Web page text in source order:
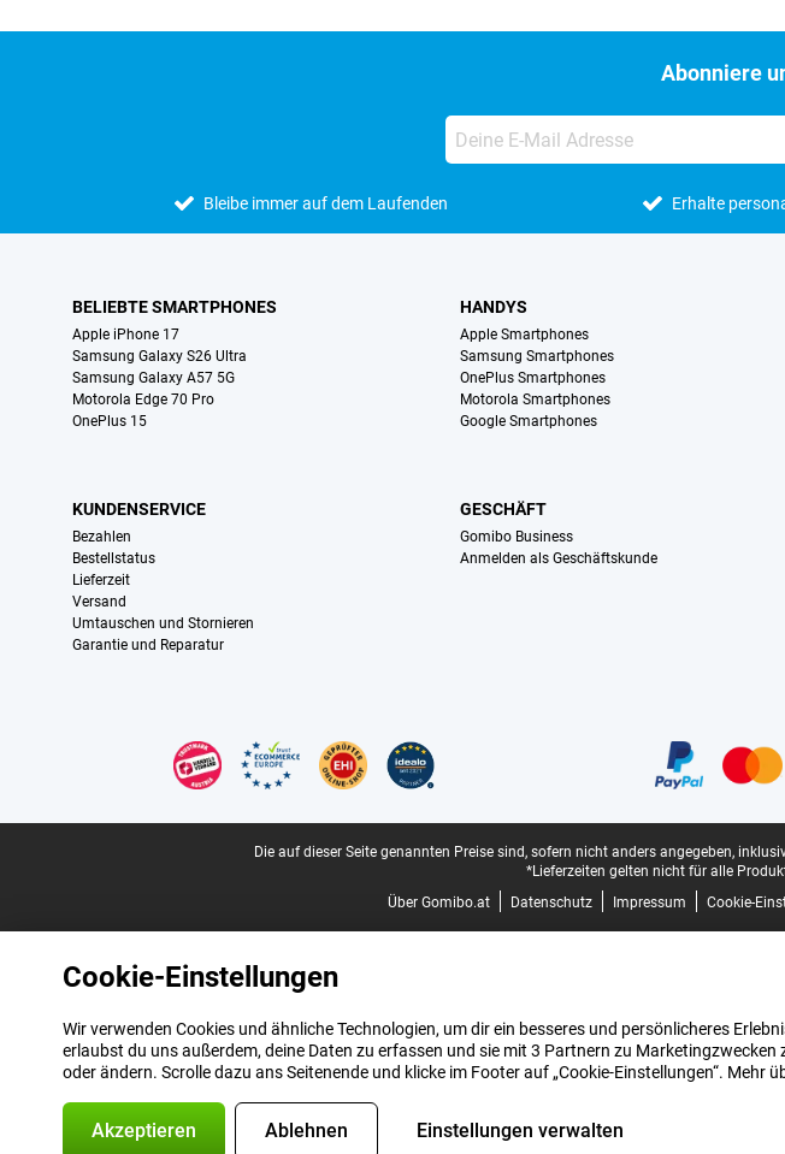
Abonniere
Bleibe immer auf dem Laufenden Erhalte
BELIEBTE SMARTPHONES
Apple iPhone 17
Samsung Galaxy S26 Ultra
Samsung Galaxy A57 5G
Motorola Edge 70 Pro
OnePlus 15
HANDYS
Apple Smartphones
Samsung Smartphones
OnePlus Smartphones
Motorola Smartphones
Google Smartphones
KUNDENSERVICE
Bezahlen
Bestellstatus
Lieferzeit
Versand
Umtauschen und Stornieren
Garantie und Reparatur
GESCHÄFT
Gomibo Business
Anmelden als Geschäftskunde
Die auf dieser Seite genannten Preise sind, sofern nicht anders angegeben,
*Lieferzeiten gelten nicht für alle
Über Gomibo.at
Datenschutz Impressum Cookie-
Cookie-Einstellungen
Wir verwenden Cookies und ähnliche Technologien, um dir ein besseres und persönlicheres
erlaubst du uns außerdem, deine Daten zu erfassen und sie mit 3 Partnern zu
oder ändern. Scrolle dazu ans Seitenende und klicke im Footer auf „Cookie-Einstellungen“. Mehr
Akzeptieren Ablehnen Einstellungen verwalten